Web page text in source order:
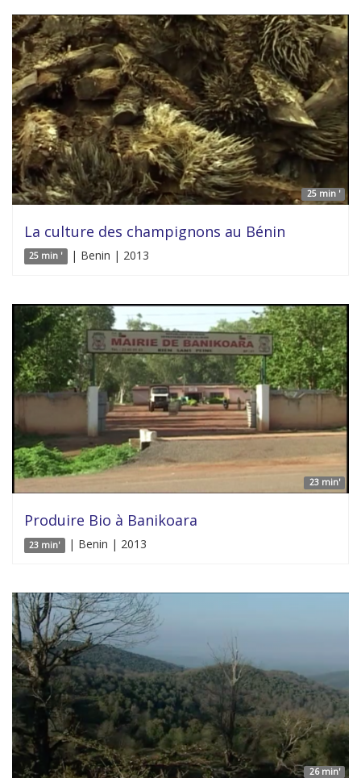
25 min '
La culture des champignons au Bénin
25 min ' | Benin | 2013
23 min'
Produire Bio à Banikoara
23 min' | Benin | 2013
26 min'